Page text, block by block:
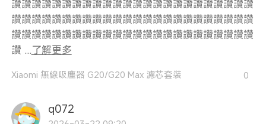
讚讚讚讚讚讚讚讚讚讚讚讚讚讚讚讚讚讚讚讚讚讚讚讚
讚讚讚讚讚讚讚讚讚讚讚讚讚讚讚讚讚讚讚讚讚讚讚讚
讚讚讚讚讚讚讚讚讚讚讚讚讚讚讚讚讚讚讚讚讚讚讚讚
讚 ...了解更多
Xiaomi 無線吸塵器 G20/G20 Max 濾芯套裝 0
q072